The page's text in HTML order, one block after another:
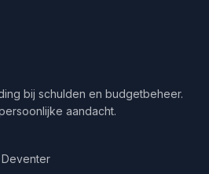
bij schulden en budgetbeheer.
aandacht.